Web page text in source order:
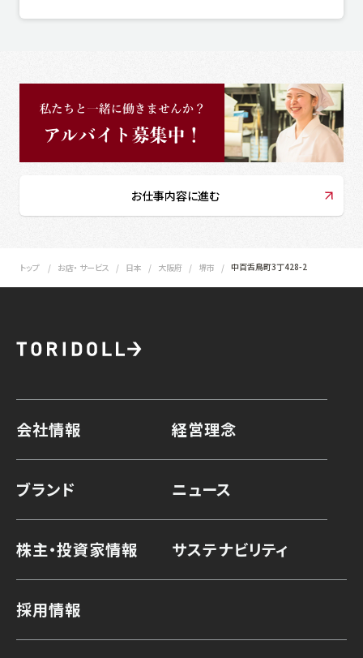
お仕事内容に進む
トップ お店・ サービス 日本 大阪府 堺市 中百舌鳥町3丁428-2
会社情報 経営理念
ブランド ニュース
株主・投資家情報 サステナビリティ
採用情報